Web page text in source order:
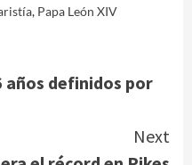
, Papa León XIV
años definidos por
Next